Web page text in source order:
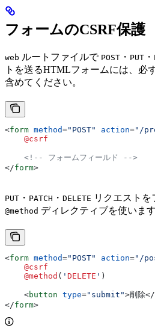
フォームのCSRF保護
web ルートファイルで POST ・ PUT ・
トを送るHTMLフォームには、必
含めてください。
<form method="POST" action="/
    @csrf
    <!-- フォームフィールド -->
</form>
PUT ・ PATCH ・ DELETE リクエスト
@method ディレクティブを使います
<form method="POST" action="/
    @csrf
    @method
( ' DELETE ' )
    <
button type="submit">削除</
</form>